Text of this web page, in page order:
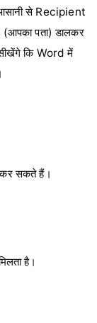
से Recipient
पता) डालकर
कि Word में
सकते हैं।
है।